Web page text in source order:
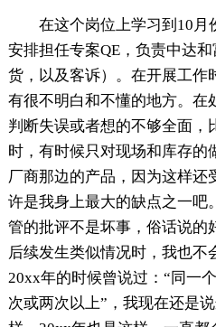
在这个岗位上学习到10月
安排担任专案QE，负责中达
货，以及客诉）。在开展工作
有很不明白和不懂的地方。在
判断失误或者想的不够全面，
时，有时候只对现场和库存的
厂商那边的产品，因为这样还
许是我身上最大的缺点之一吧
管的批评不是坏事，俗话说的
后续发生类似情况时，我也不
20xx年的时候曾说过：“同一
次或两次以上”，我现在还是